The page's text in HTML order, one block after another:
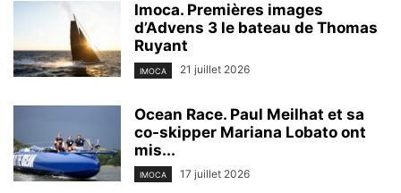
Imoca. Premières images
d’Advens 3 le bateau de Thomas
Ruyant
IMOCA 21 juillet 2026
Ocean Race. Paul Meilhat et sa
co-skipper Mariana Lobato ont
mis...
IMOCA 17 juillet 2026